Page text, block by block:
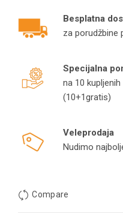
Besplatna
za porudžbine
Specijalna
na 10
(10+1gratis)
Veleprodaja
Nudimo
Compare